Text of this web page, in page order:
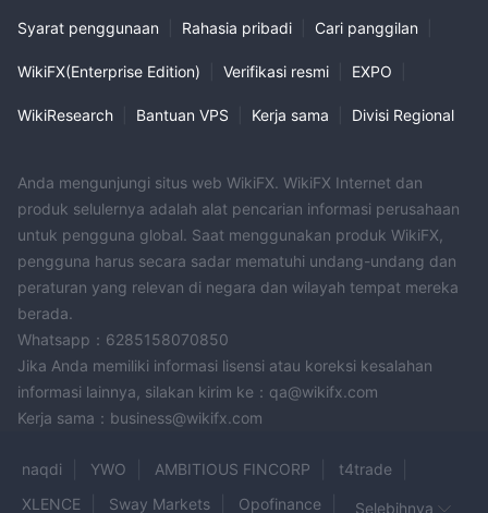
Syarat penggunaan Rahasia pribadi Cari panggilan
WikiFX(Enterprise Edition) Verifikasi resmi EXPO
WikiResearch Bantuan VPS Kerja sama Divisi Regional
Anda mengunjungi situs web WikiFX. WikiFX Internet dan
produk selulernya adalah alat pencarian informasi perusahaan
untuk pengguna global. Saat menggunakan produk WikiFX,
pengguna harus secara sadar mematuhi undang-undang dan
peraturan yang relevan di negara dan wilayah tempat mereka
berada.
Whatsapp：6285158070850
Jika Anda memiliki informasi lisensi atau koreksi kesalahan
informasi lainnya, silakan kirim ke：qa@wikifx.com
Kerja sama：business@wikifx.com
naqdi YWO AMBITIOUS FINCORP
t4trade
XLENCE
Sway Markets Opofinance Selebihnya